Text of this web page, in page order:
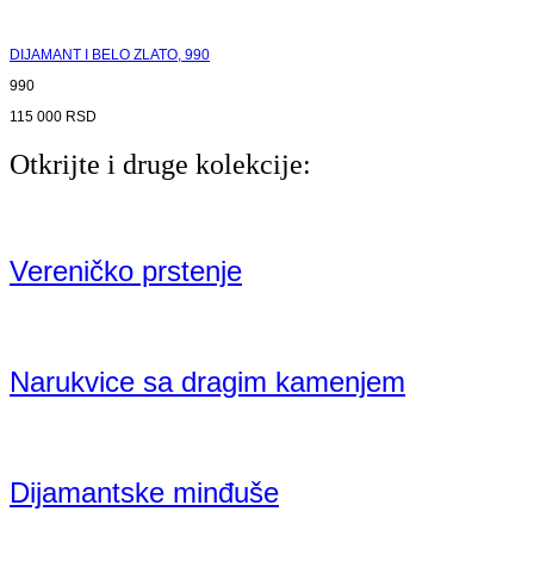
DIJAMANT I BELO ZLATO, 990
990
115 000 RSD
Otkrijte i druge kolekcije:
Vereničko prstenje
Narukvice sa dragim kamenjem
Dijamantske minđuše